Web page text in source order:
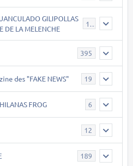
GILIPOLLAS
DE LA MELENCHE
119
395
des "FAKE NEWS" 19
FROG 6
12
189